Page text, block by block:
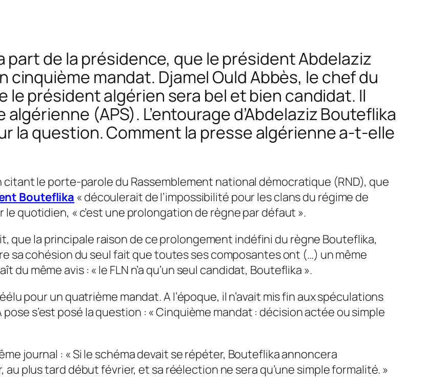
part de la présidence, que le président Abdelaziz
mandat. Djamel Ould Abbès, le chef du
le président algérien sera bel et bien candidat. Il
(APS). L’entourage d’Abdelaziz Bouteflika
la question. Comment la presse algérienne a-t-elle
citant le porte-parole du Rassemblement national démocratique (RND), que
Bouteflika « découlerait de l’impossibilité pour les clans du régime de
le quotidien, « c’est une prolongation de règne par défaut ».
que la principale raison de ce prolongement indéfini du règne Bouteflika,
sa cohésion du seul fait que toutes ses composantes ont (…) un même
du même avis : « le FLN n’a qu’un seul candidat, Bouteflika ».
pour un quatrième mandat. A l’époque, il n’avait mis fin aux spéculations
s’est posé la question : «Cinquième mandat : décision actée ou simple
journal : «Si le schéma devait se répéter, Bouteflika annoncera
plus tard début février, et sa réélection ne sera qu’une simple formalité. »